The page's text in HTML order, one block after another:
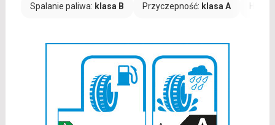
Spalanie paliwa: klasa B Przyczepność: klasa A Hałas: